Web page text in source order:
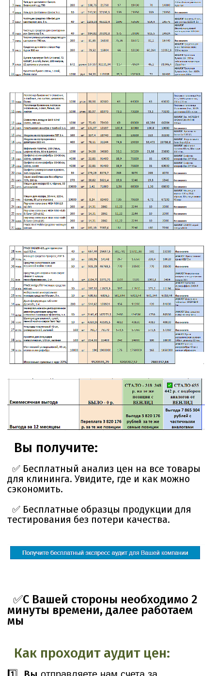
Вы получите:
✅ Бесплатный анализ цен на все товары
для клининга. Увидите, где и как можно
сэкономить.
✅ Бесплатные образцы продукции для
тестирования без потери качества.
✅С Вашей стороны необходимо 2
минуты времени, далее работаем
мы
Как проходитаудитцен: